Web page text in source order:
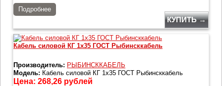
Подробнее
КУПИТЬ →
Кабель силовой КГ 1х35 ГОСТ Рыбинсккабель
Производитель: РЫБИНСККАБЕЛЬ
Модель: Кабель силовой КГ 1х35 ГОСТ Рыбинсккабель
Цена: 268,26 рублей